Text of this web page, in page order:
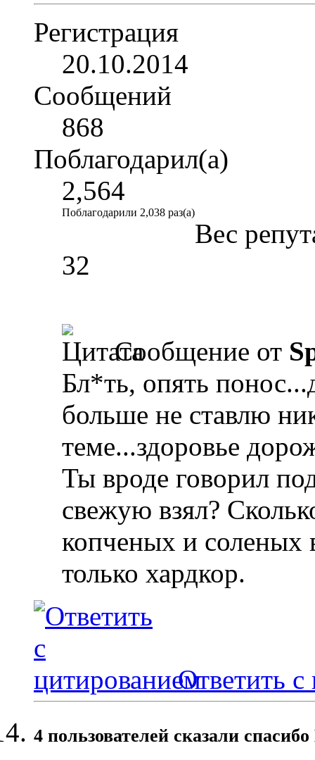
Регистрация
20.10.2014
Сообщений
868
Поблагодарил(а)
2,564
Поблагодарили 2,038 раз(а)
Вес
32
Сообщение от
Бл*ть, опять
больше не ставлю
теме...здоровье
Ты вроде говорил
свежую взял?
копченых и соленых
только хардкор.
Ответить с
4 пользователей сказали